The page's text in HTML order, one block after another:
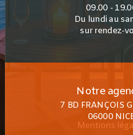
09.00 -
Du lundi au
sur rendez-
Notre
7 BD FRANÇOIS
06000
Mentions